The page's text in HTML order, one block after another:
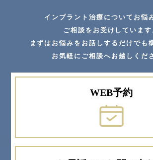
インプラント治療についてお悩
ご相談をお受けしています
まずはお悩みをお話しするだけでも
お気軽にご相談へお越しくだ
WEB予約